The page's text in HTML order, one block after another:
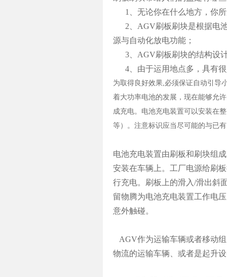
1、无论你在什么地方，你所
2、AGV刷板刷块是根据电池
源与自动化放电功能；
3、AGV刷板刷块的结构设
4、由于运用地点多，具有很
为取得良好效果,必须保证自动引导
着大功率电池的发展，现在能够允
成充电。电池充电装置可以安装在
等）。注意标识应当尽可能的与已
电池充电装置由刷板和刷块组
安装在车辆上。工厂电源给刷
行充电。刷板上的滑入/滑出斜
留物腾为电池充电装置工作电
意外触碰。
AGV作为运输车辆或者移动
物流的运输车辆、或者是起升